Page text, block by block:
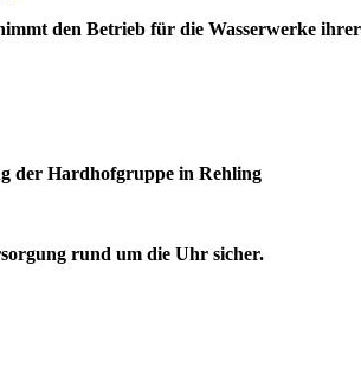
den Betrieb für die Wasserwerke
der Hardhofgruppe in Rehling
rund um die Uhr sicher.